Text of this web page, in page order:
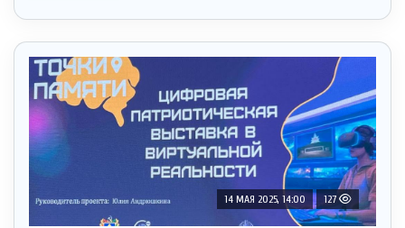
14 МАЯ 2025, 14:00 127